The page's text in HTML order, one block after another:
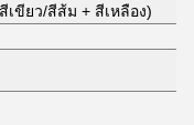
เขียว/สีส้ม + สีเหลือง)